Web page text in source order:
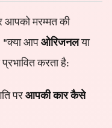
मरम्मत की
"क्या आपओरिजनलया
करता है:
परआपकी कार कैसे